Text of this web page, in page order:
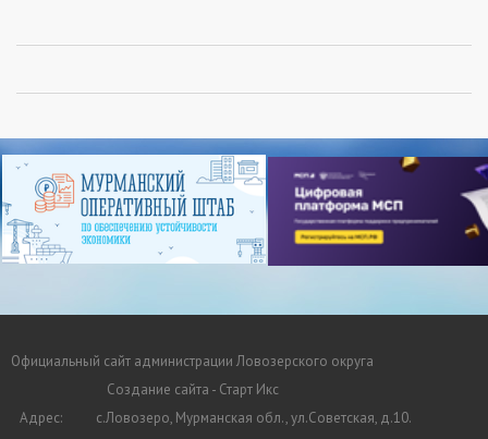
Официальный сайт администрации Ловозерского округа
Создание сайта - Старт Икс
Адрес:
с.Ловозеро, Мурманская обл., ул.Советская, д.10.